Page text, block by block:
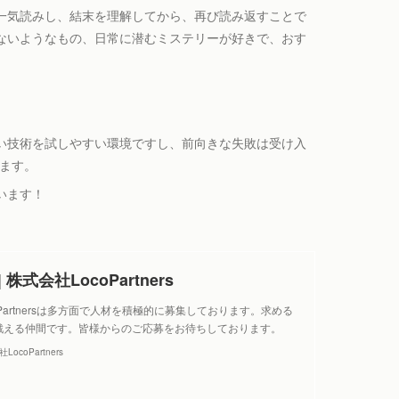
読みし、結末を理解してから、再び読み返すことで
ようなもの、日常に潜むミステリーが好きで、おす
術を試しやすい環境ですし、前向きな失敗は受け入
す。
す！
株式会社LocoPartners
は多方面で人材を積極的に募集しております。求める
る仲間です。皆様からのご応募をお待ちしております。
LocoPartners